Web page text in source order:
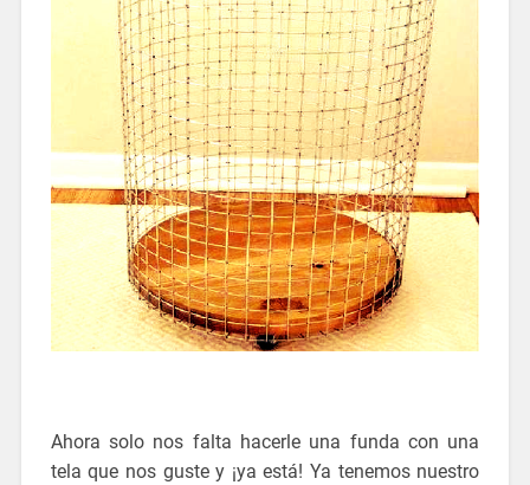
Ahora solo nos falta hacerle una funda con una
tela que nos guste y ¡ya está! Ya tenemos nuestro